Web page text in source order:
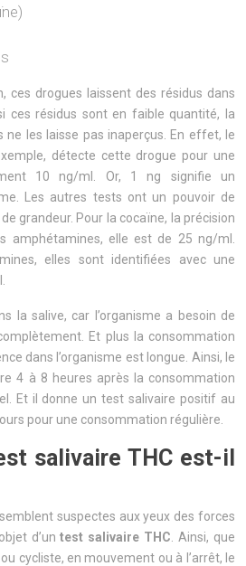
ces drogues laissent des résidus dans
ces résidus sont en faible quantité, la
ne les laisse pas inaperçus. En effet, le
détecte cette drogue pour une
10 ng/ml. Or, 1 ng signifie un
Les autres tests ont un pouvoir de
grandeur. Pour la cocaïne, la précision
amphétamines, elle est de 25 ng/ml.
elles sont identifiées avec une
la salive, car l’organisme a besoin de
Et plus la consommation
dans l’organisme est longue. Ainsi, le
4 à 8 heures après la consommation
Et il donne un test salivaire positif au
pour une consommation régulière.
salivaire THC est-il
suspectes aux yeux des forces
d’un test salivaire THC . Ainsi, que
cycliste, en mouvement ou à l’arrêt, le